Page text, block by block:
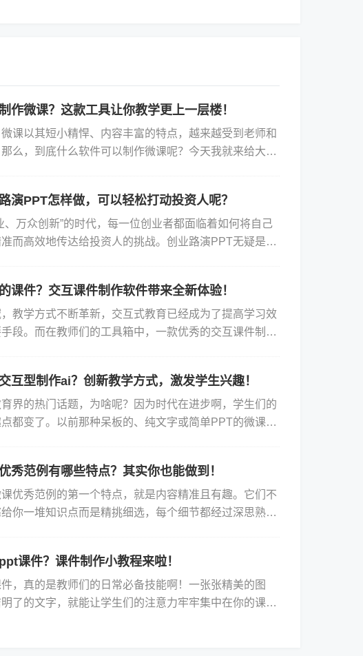
作微课？这款工具让你教学更上一层楼！
课以其短小精悍、内容丰富的特点，越来越受到老师和
么，到底什么软件可以制作微课呢？今天我就来给大家
演PPT怎样做，可以轻松打动投资人呢？
、万众创新”的时代，每一位创业者都面临着如何将自己
而高效地传达给投资人的挑战。创业路演PPT无疑是这
课件？交互课件制作软件带来全新体验！
教学方式不断革新，交互式教育已经成为了提高学习效
段。而在教师们的工具箱中，一款优秀的交互课件制作
互型制作ai？创新教学方式，激发学生兴趣！
界的热门话题，为啥呢？因为时代在进步啊，学生们的
都变了。以前那种呆板的、纯文字或简单PPT的微课，
秀范例有哪些特点？其实你也能做到！
优秀范例的第一个特点，就是内容精准且有趣。它们不
你一堆知识点而是精挑细选，每个细节都经过深思熟
课件？课件制作小教程来啦！
，真的是教师们的日常必备技能啊！一张张精美的图
了的文字，就能让学生们的注意力牢牢集中在你的课堂